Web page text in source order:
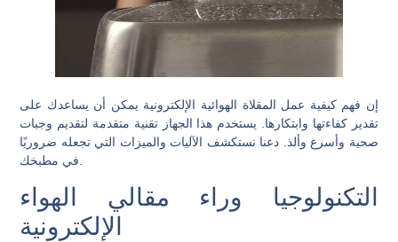
إن فهم كيفية عمل المقلاة الهوائية الإلكترونية يمكن أن يساعدك على
تقدير كفاءتها وابتكارها. يستخدم هذا الجهاز تقنية متقدمة لتقديم وجبات
صحية وأسرع وألذ. دعنا نستكشف الآليات والميزات التي تجعله ضروريًا
التكنولوجيا وراء مقالي الهواء
الإلكترونية